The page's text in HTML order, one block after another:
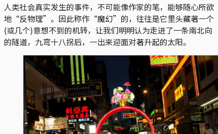
人类社会真实发生的事件，不可能像作家的笔，能够随心所欲
地“反物理”。因此称作“魔幻”的，往往是它里头藏著一个
(或几个)意想不到的机转，让我们明明认为走进了一条南北向
的隧道，九弯十八拐后，一出来迎面对著升起的太阳。